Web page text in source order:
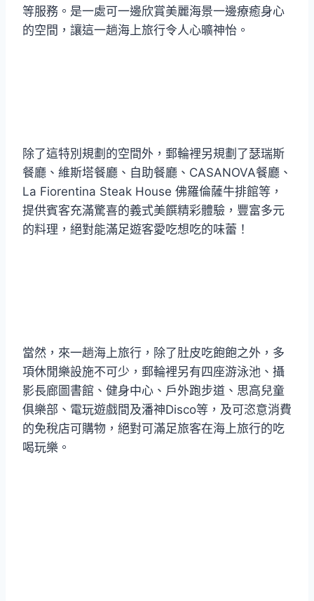
等服務。是一處可一邊欣賞美麗海景一邊療癒身心
的空間，讓這一趟海上旅行令人心曠神怡。
除了這特別規劃的空間外，郵輪裡另規劃了瑟瑞斯
餐廳、維斯塔餐廳、自助餐廳、CASANOVA餐廳、
La Fiorentina Steak House 佛羅倫薩牛排館等，
提供賓客充滿驚喜的義式美饌精彩體驗，豐富多元
的料理，絕對能滿足遊客愛吃想吃的味蕾！
當然，來一趟海上旅行，除了肚皮吃飽飽之外，多
項休閒樂設施不可少，郵輪裡另有四座游泳池、攝
影長廊圖書館、健身中心、戶外跑步道、思高兒童
俱樂部、電玩遊戲間及潘神Disco等，及可恣意消費
的免稅店可購物，絕對可滿足旅客在海上旅行的吃
喝玩樂。